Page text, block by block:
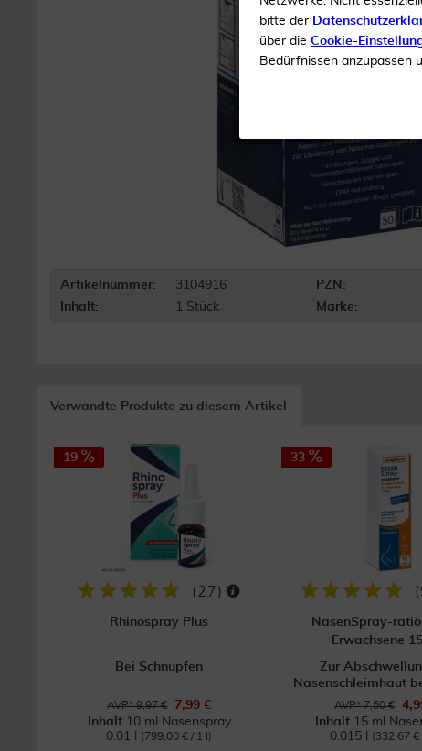
Artikelnummer: 3104916 PZN:
Inhalt:
1 Stück Marke:
Verwandte Produkte zu diesem Artikel
19
(27 )
Rhinospray Plus
Bei Schnupfen
AVP* 9,97 €
7,99 €
Inhalt 10 ml Nasenspray
0.01 l
(799,00 € / 1 l)
33
(
NasenSpray-
Erwachsene
Zur
Nasenschleimhaut
AVP* 7,50 €
Inhalt 15 ml
0.015 l
(332,67 €
bitte der
über die Cookie-
Bedürfnissen anzupassen